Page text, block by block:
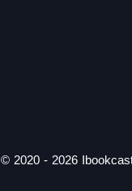
2020 - 2026